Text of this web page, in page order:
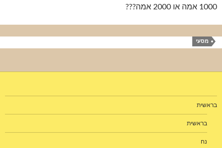
1000 אמה או 2000 אמה???
מסעי
בראשית
בראשית
נח